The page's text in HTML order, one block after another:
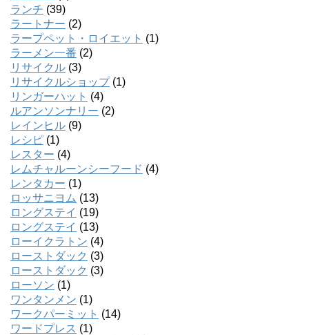
ランチ (39)
ラートナー (2)
ラープペット・ロイエット (1)
ラーメン一番 (2)
リサイクル (3)
リサイクルショップ(1)
リンガーハット (4)
ルアンソンナリー (2)
レインヒル (9)
レシピ (1)
レスター (4)
レムチャルーンシーフード (4)
レンタカー (1)
ロッサニヨム (13)
ロングステイ (19)
ロングステイ (13)
ローイクラトン (4)
ローストダック (3)
ローストダック (3)
ローソン (1)
ワンタンメン (1)
ワークパーミット (14)
ワードプレス (1)